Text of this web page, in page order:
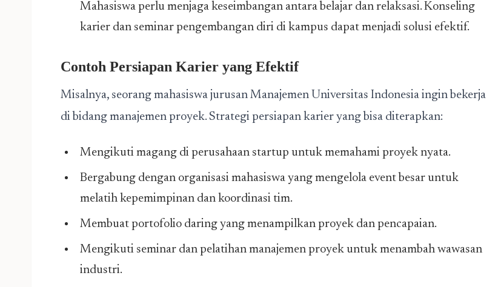
Mahasiswa perlu menjaga keseimbangan antara belajar dan relaksasi. Konseling
karier dan seminar pengembangan diri di kampus dapat menjadi solusi efektif.
Contoh Persiapan Karier yang Efektif
Misalnya, seorang mahasiswa jurusan Manajemen Universitas Indonesia ingin bekerja
di bidang manajemen proyek. Strategi persiapan karier yang bisa diterapkan:
Mengikuti magang di perusahaan startup untuk memahami proyek nyata.
Bergabung dengan organisasi mahasiswa yang mengelola event besar untuk
melatih kepemimpinan dan koordinasi tim.
Membuat portofolio daring yang menampilkan proyek dan pencapaian.
Mengikuti seminar dan pelatihan manajemen proyek untuk menambah wawasan
industri.